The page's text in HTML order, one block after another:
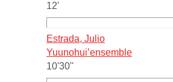
12'
Estrada, Julio
Yuunohui’ensemble
10'30''